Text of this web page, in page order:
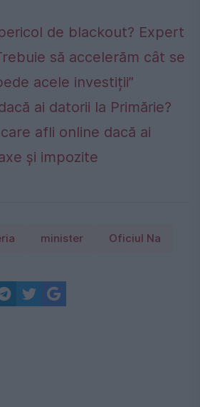
de blackout? Expert
să accelerăm cât se
acele investiții”
ai datorii la Primărie?
afli online dacă ai
și impozite
minister Oficiul Na